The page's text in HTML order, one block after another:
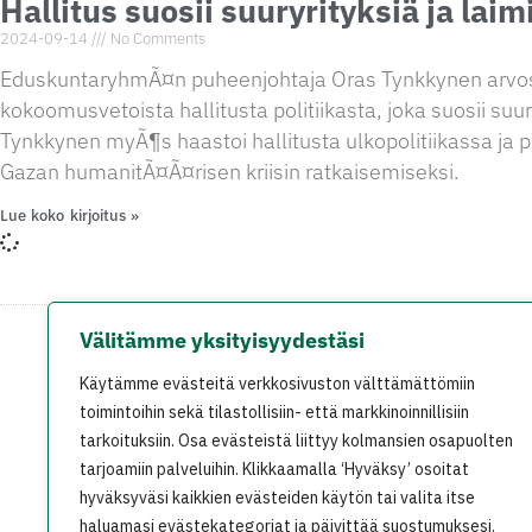
Välitämme yksityisyydestäsi
Käytämme evästeitä verkkosivuston välttämättömiin
toimintoihin sekä tilastollisiin- että markkinoinnillisiin
tarkoituksiin. Osa evästeistä liittyy kolmansien osapuolten
tarjoamiin palveluihin. Klikkaamalla ‘Hyväksy’ osoitat
hyväksyväsi kaikkien evästeiden käytön tai valita itse
haluamasi evästekategoriat ja päivittää suostumuksesi.
Hallitus suosii suuryrityksiä ja
2024-09-14 No Comments
EduskuntaryhmÃ¤n puheenjohtaja Oras Tynkkynen
kokoomusvetoista hallitusta politiikasta, joka suosii
Tynkkynen myÃ¶s haastoi hallitusta ulkopolitiikassa ja
Gazan humanitÃ¤Ã¤risen kriisin ratkaisemiseksi.
Lue koko kirjoitus »
På svenska